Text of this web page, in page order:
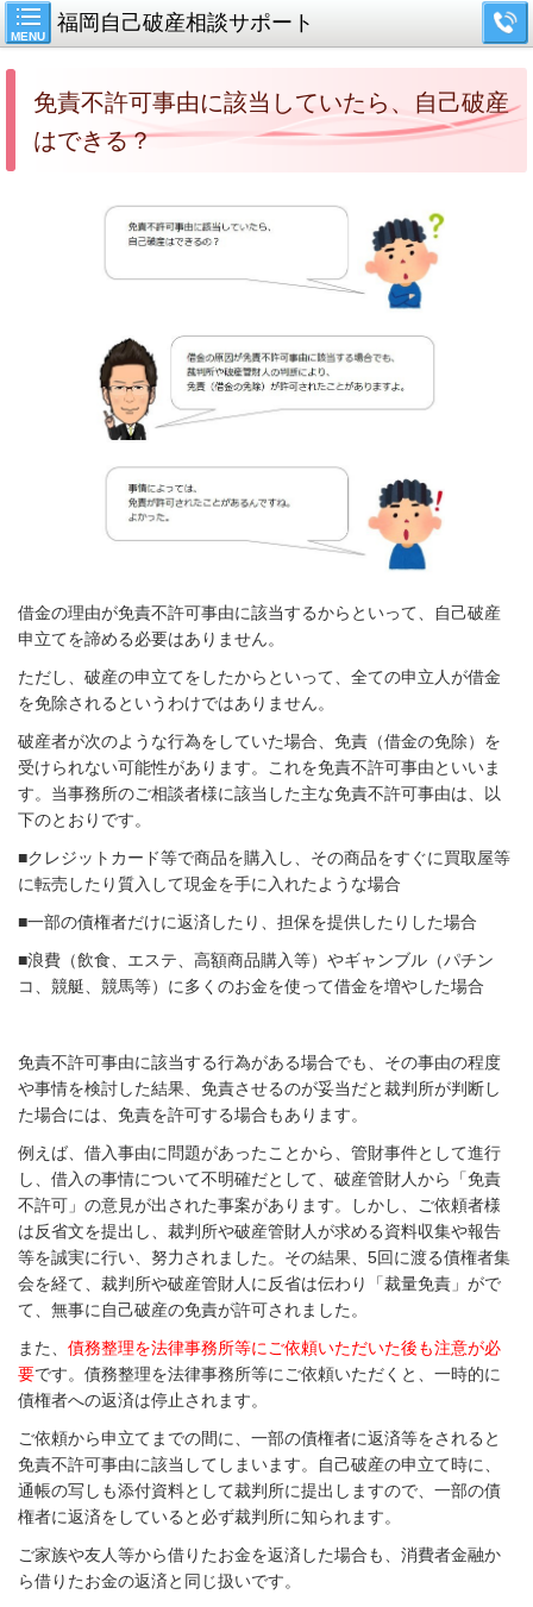
MENU
福岡自己破産相談サポート
免責不許可事由に該当していたら、自己破産
はできる？
借金の理由が免責不許可事由に該当するからといって、自己破産
申立てを諦める必要はありません。
ただし、破産の申立てをしたからといって、全ての申立人が借金
を免除されるというわけではありません。
破産者が次のような行為をしていた場合、免責（借金の免除）を
受けられない可能性があります。これを免責不許可事由といいま
す。当事務所のご相談者様に該当した主な免責不許可事由は、以
下のとおりです。
■クレジットカード等で商品を購入し、その商品をすぐに買取屋等
に転売したり質入して現金を手に入れたような場合
■一部の債権者だけに返済したり、担保を提供したりした場合
■浪費（飲食、エステ、高額商品購入等）やギャンブル（パチン
コ、競艇、競馬等）に多くのお金を使って借金を増やした場合
免責不許可事由に該当する行為がある場合でも、その事由の程度
や事情を検討した結果、免責させるのが妥当だと裁判所が判断し
た場合には、免責を許可する場合もあります。
例えば、借入事由に問題があったことから、管財事件として進行
し、借入の事情について不明確だとして、破産管財人から「免責
不許可」の意見が出された事案があります。しかし、ご依頼者様
は反省文を提出し、裁判所や破産管財人が求める資料収集や報告
等を誠実に行い、努力されました。その結果、5回に渡る債権者集
会を経て、裁判所や破産管財人に反省は伝わり「裁量免責」がで
て、無事に自己破産の免責が許可されました。
また、 債務整理を法律事務所等にご依頼いただいた後も注意が必
要です。債務整理を法律事務所等にご依頼いただくと、一時的に
債権者への返済は停止されます。
ご依頼から申立てまでの間に、一部の債権者に返済等をされると
免責不許可事由に該当してしまいます。自己破産の申立て時に、
通帳の写しも添付資料として裁判所に提出しますので、一部の債
権者に返済をしていると必ず裁判所に知られます。
ご家族や友人等から借りたお金を返済した場合も、消費者金融か
ら借りたお金の返済と同じ扱いです。